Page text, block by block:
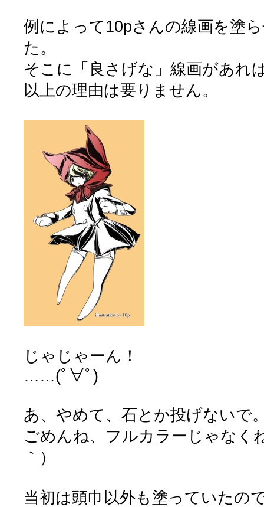
例によって10pさんの線画を塗
た。
そこに「良さげな」線画があれ
以上の理由は要りません。
じゃじゃーん！
……(ﾟ∀ﾟ)
あ、やめて、石とか投げないで
ごめんね、フルカラーじゃなく
｀）
当初は頭巾以外も塗っていたの